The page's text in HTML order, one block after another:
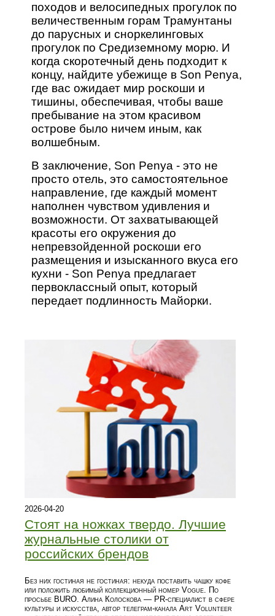
походов и велосипедных прогулок по
величественным горам Трамунтаны
до парусных и сноркелинговых
прогулок по Средиземному морю. И
когда скоротечный день подходит к
концу, найдите убежище в Son Penya,
где вас ожидает мир роскоши и
тишины, обеспечивая, чтобы ваше
пребывание на этом красивом
острове было ничем иным, как
волшебным.
В заключение, Son Penya - это не
просто отель, это самостоятельное
направление, где каждый момент
наполнен чувством удивления и
возможности. От захватывающей
красоты его окружения до
непревзойденной роскоши его
размещения и изысканного вкуса его
кухни - Son Penya предлагает
первоклассный опыт, который
передает подлинность Майорки.
2026-04-20
Стоят на ножках твердо. Лучшие
журнальные столики от
российских брендов
Без них гостиная не гостиная: некуда поставить чашку кофе
или положить любимый коллекционный номер Vogue. По
просьбе BURO. Алина Колоскова — PR-специалист в сфере
культуры и искусства, автор телеграм-канала Art Volunteer